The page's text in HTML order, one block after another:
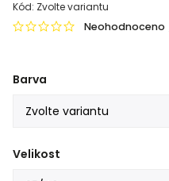
Kód: Zvolte variantu
Neohodnoceno
Barva
Velikost